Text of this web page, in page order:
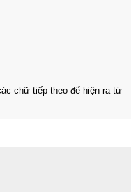
chữ tiếp theo để hiện ra từ